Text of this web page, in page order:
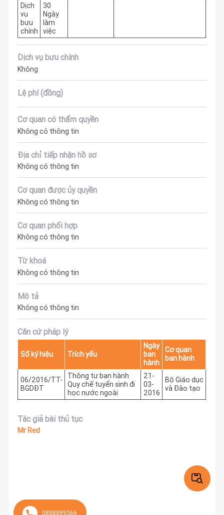
0888889366
Dịch
vụ
bưu
chính
30
Ngày
làm
việc
Dịch vụ bưu chính
Không
Lệ phí (đồng)
Cơ quan có thẩm quyền
Không có thông tin
Địa chỉ tiếp nhận hồ sơ
Không có thông tin
Cơ quan được ủy quyền
Không có thông tin
Cơ quan phối hợp
Không có thông tin
Từ khoá
Không có thông tin
Mô tả
Không có thông tin
Căn cứ pháp lý
Số ký hiệu Trích yếu
Ngày
ban
hành
Cơ quan
ban hành
06/2016/TT-
BGDĐT
Thông tư ban hành
Quy chế tuyển sinh đi
học nước ngoài
21-
03-
2016
Bộ Giáo dục
và Đào tạo
Tác giả bài thủ tục
Mr Red